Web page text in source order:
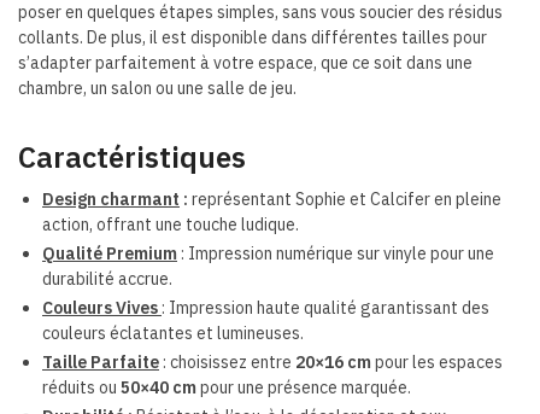
poser en quelques étapes simples, sans vous soucier des résidus
collants. De plus, il est disponible dans différentes tailles pour
s’adapter parfaitement à votre espace, que ce soit dans une
chambre, un salon ou une salle de jeu.
Caractéristiques
Design charmant : représentant Sophie et Calcifer en pleine
action, offrant une touche ludique.
Qualité Premium : Impression numérique sur vinyle pour une
durabilité accrue.
Couleurs Vives : Impression haute qualité garantissant des
couleurs éclatantes et lumineuses.
Taille Parfaite : choisissez entre 20×16 cmpour les espaces
réduits ou 50×40 cmpour une présence marquée.